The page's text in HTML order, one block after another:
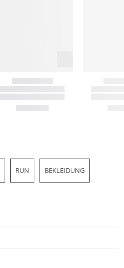
RUN BEKLEIDUNG